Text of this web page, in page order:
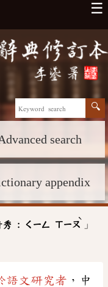
☰
search
appendix
秀 : ㄑㄧㄥ ㄒㄧㄡ
ˋ
」
語文研究者 ，中